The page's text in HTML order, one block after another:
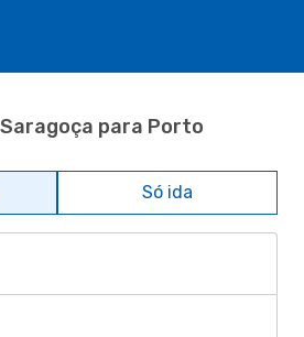
para Porto
Só ida